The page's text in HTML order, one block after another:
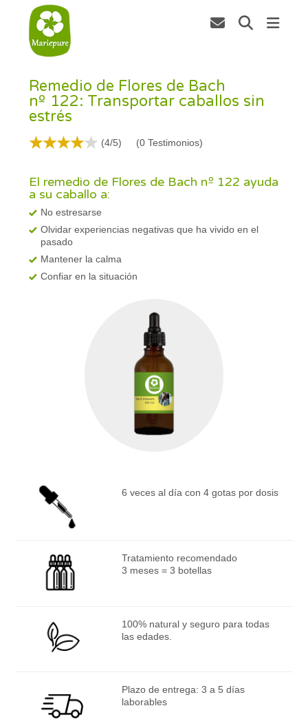
Remedio de Flores de Bach
nº 122: Transportar caballos sin
estrés
(4/5) (0 Testimonios)
El remedio de Flores de Bach nº 122 ayuda
a su caballo a:
No estresarse
Olvidar experiencias negativas que ha vivido en el
pasado
Mantener la calma
Confiar en la situación
6 veces al día con 4 gotas por dosis
Tratamiento recomendado
3 meses = 3 botellas
100% natural y seguro para todas
las edades.
Plazo de entrega: 3 a 5 días
laborables